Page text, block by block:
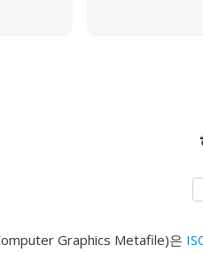
Graphics Metafile)은